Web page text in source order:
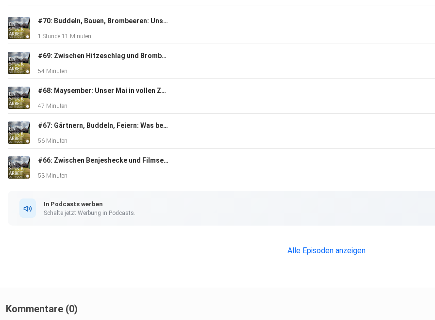
organisatorische Themen rund um Bäume und Anträge – und einen
sehr konkreten Wunsch nach Hühnern. Ein persönliches Learning
zieht sich durch alles: Hilfe anzunehmen verändert vieles.
Silvester auf dem Land, Sturm und Sturmflut
Baustellenklassiker
#70: Buddeln, Bauen, Brombeeren: Unser turbulenter Sommer
1 Stunde 11 Minuten
#69: Zwischen Hitzeschlag und Brombeerkampf: Unser Juni
54 Minuten
#68: Maysember: Unser Mai in vollen Zügen
47 Minuten
#67: Gärtnern, Buddeln, Feiern: Was bei uns im Mai alles passiert
56 Minuten
#66: Zwischen Benjeshecke und Filmset: Unser März auf dem Land
53 Minuten
In Podcasts werben
Schalte jetzt Werbung in Podcasts.
Alle Episoden anzeigen
Kommentare (0)